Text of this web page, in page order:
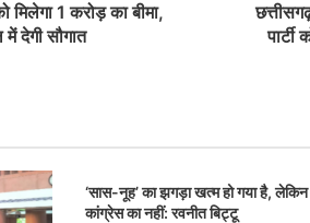
मिलेगा 1 करोड़ का बीमा,
देगी सौगात
‘सास-नूह’ का झगड़ा खत्म हो गया है, लेकिन
कांग्रेस का नहीं: रवनीत बिट्टू